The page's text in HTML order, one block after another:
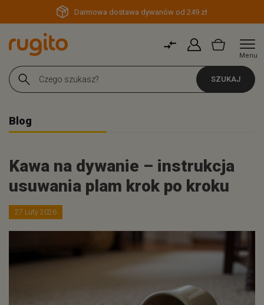
Darmowa dostawa dywanów od 249 zł
Menu
SZUKAJ
Blog
Kawa na dywanie – instrukcja
usuwania plam krok po kroku
27 Luty 2026